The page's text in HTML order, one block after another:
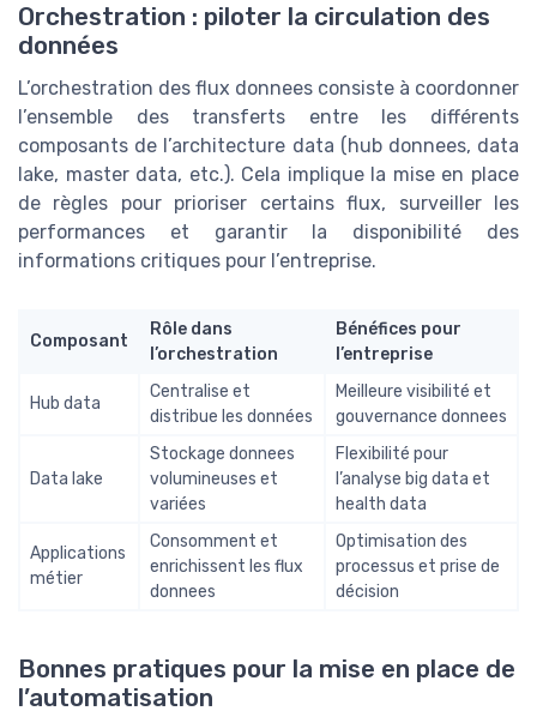
Orchestration : piloter la circulation des
données
L’orchestration des flux donnees consiste à coordonner
l’ensemble des transferts entre les différents
composants de l’architecture data (hub donnees, data
lake, master data, etc.). Cela implique la mise en place
de règles pour prioriser certains flux, surveiller les
performances et garantir la disponibilité des
informations critiques pour l’entreprise.
Composant
Rôle dans
l’orchestration
Bénéfices pour
l’entreprise
Hub data
Centralise et
distribue les données
Meilleure visibilité et
gouvernance donnees
Data lake
Stockage donnees
volumineuses et
variées
Flexibilité pour
l’analyse big data et
health data
Applications
métier
Consomment et
enrichissent les flux
donnees
Optimisation des
processus et prise de
décision
Bonnes pratiques pour la mise en place de
l’automatisation